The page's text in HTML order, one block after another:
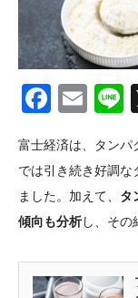
富士経済は、タンパ
では引き続き好調な
ました。加えて、 タ
傾向も分析し、その